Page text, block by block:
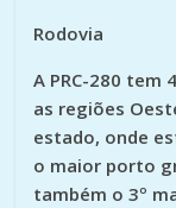
Rodovia
A PRC-280 tem
as regiões
estado, onde
o maior porto
também o 3º